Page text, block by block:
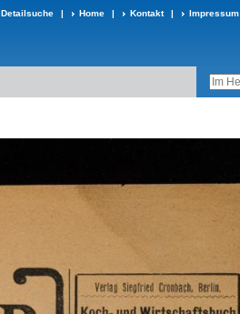
Detailsuche | Home | Kontakt | Impressum